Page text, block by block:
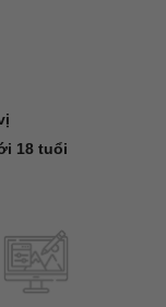
18 tuổi